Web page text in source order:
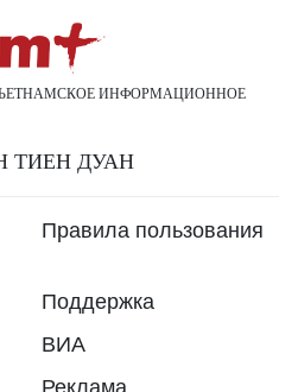
ИНФОРМАЦИОННОЕ
ТИЕН ДУАН
Правила пользования
Поддержка
ВИА